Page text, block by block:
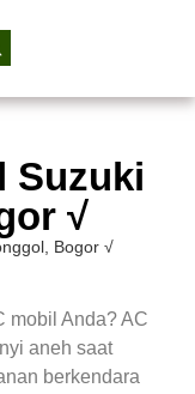
Suzuki
√
Bogor √
mobil Anda? AC
aneh saat
berkendara